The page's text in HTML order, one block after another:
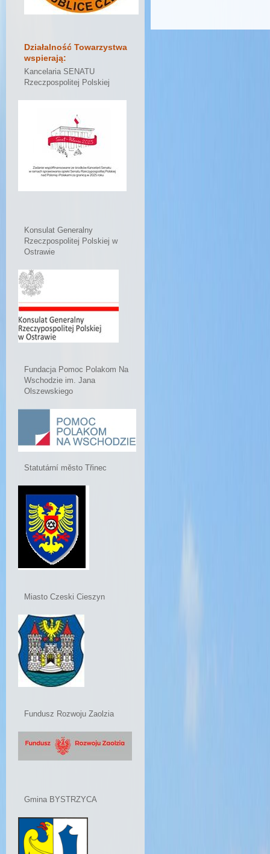
Działalność Towarzystwa
wspierają:
Kancelaria SENATU
Rzeczpospolitej Polskiej
Konsulat Generalny
Rzeczpospolitej Polskiej w
Ostrawie
Fundacja Pomoc Polakom Na
Wschodzie im. Jana
Olszewskiego
Statutární město Třinec
Miasto Czeski Cieszyn
Fundusz Rozwoju Zaolzia
Gmina BYSTRZYCA